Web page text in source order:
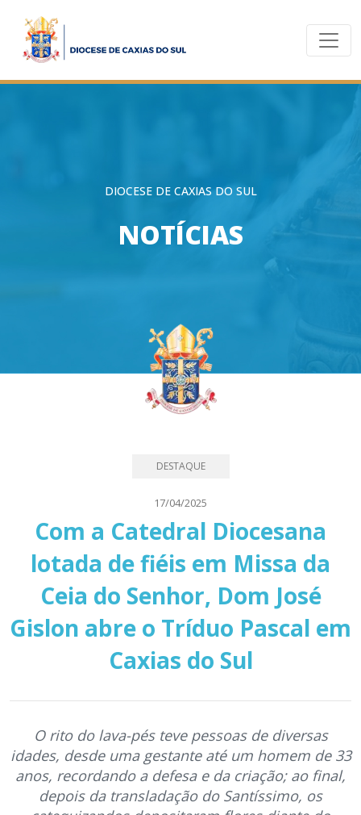
DIOCESE DE CAXIAS DO SUL
NOTÍCIAS
DESTAQUE
17/04/2025
Com a Catedral Diocesana
lotada de fiéis em Missa da
Ceia do Senhor, Dom José
Gislon abre o Tríduo Pascal em
Caxias do Sul
O rito do lava-pés teve pessoas de diversas
idades, desde uma gestante até um homem de 33
anos, recordando a defesa e da criação; ao final,
depois da transladação do Santíssimo, os